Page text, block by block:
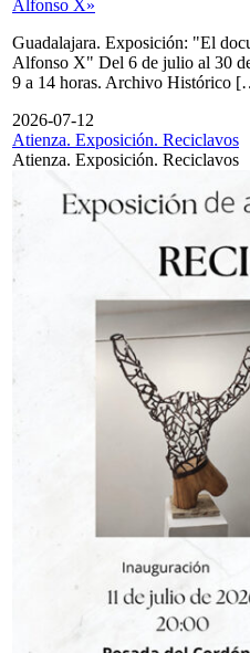
Alfonso X»
Guadalajara. Exposición: "El
Alfonso X" Del 6 de julio al 30
9 a 14 horas. Archivo Histórico
2026-07-12
Atienza. Exposición. Reciclavos
Atienza. Exposición. Reciclavos